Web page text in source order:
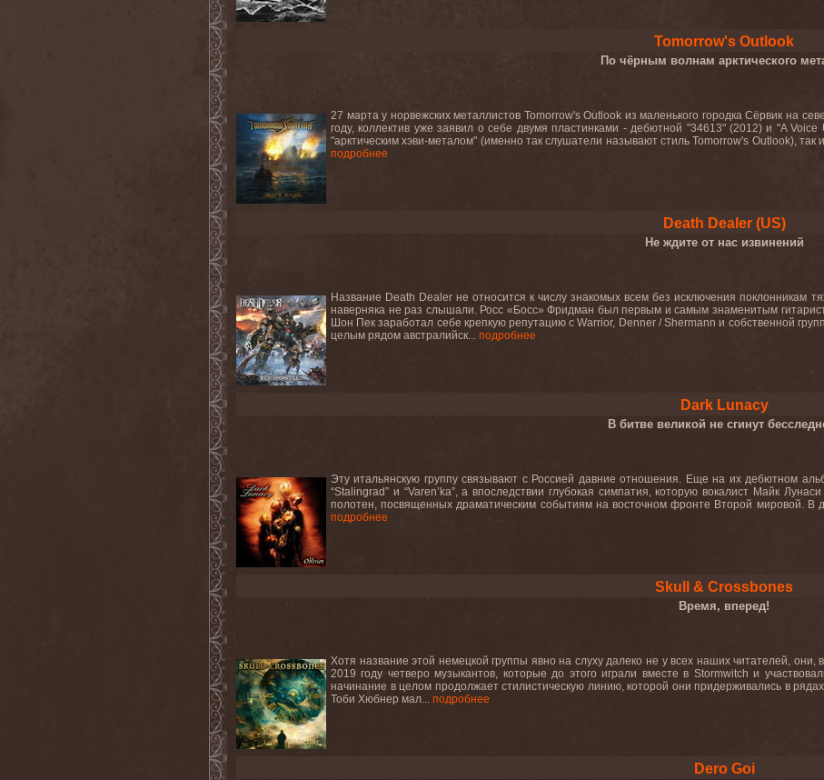
Tomorrow's Outlook
По чёрным волнам арктического
27 марта у норвежских металлистов Tomorrow's Outlook из маленького городка Сёрвик на
году, коллектив уже заявил о себе двумя пластинками - дебютной "34613" (2012) и "A
"арктическим хэви-металом" (именно так слушатели называют стиль Tomorrow's Outlook),
подробнее
Death Dealer (US)
Не ждите от нас извинений
Название Death Dealer не относится к числу знакомых всем без исключения поклонникам
наверняка не раз слышали. Росс «Босс» Фридман был первым и самым знаменитым
Шон Пек заработал себе крепкую репутацию с Warrior, Denner / Shermann и собственной
целым рядом австралийск... подробнее
Dark Lunacy
В битве великой не сгинут
Эту итальянскую группу связывают с Россией давние отношения. Еще на их дебютном
“Stalingrad” и “Varen’ka”, а впоследствии глубокая симпатия, которую вокалист Майк
полотен, посвященных драматическим событиям на восточном фронте Второй мировой.
подробнее
Skull & Crossbones
Время, вперед!
Хотя название этой немецкой группы явно на слуху далеко не у всех наших читателей,
2019 году четверо музыкантов, которые до этого играли вместе в Stormwitch и
начинание в целом продолжает стилистическую линию, которой они придерживались в
Тоби Хюбнер мал... подробнее
Dero Goi